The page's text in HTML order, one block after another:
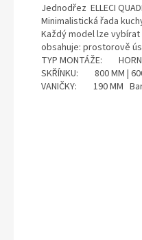
Jednodřez ELLECI
Minimalistická řada
Každý model lze
obsahuje: prostorově
TYP MONTÁŽE:
SKŘÍNKU: 800 MM |
VANIČKY: 190 MM